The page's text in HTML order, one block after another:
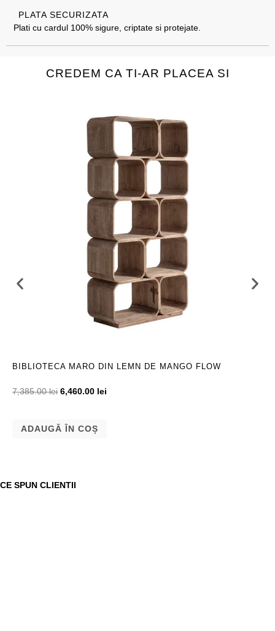
PLATA SECURIZATA
Plati cu cardul 100% sigure, criptate si protejate.
CREDEM CA TI-AR PLACEA SI
BIBLIOTECA MARO DIN LEMN DE MANGO FLOW
7,385.00lei 6,460.00 lei
ADAUGĂ ÎN COȘ
CE SPUN CLIENTII